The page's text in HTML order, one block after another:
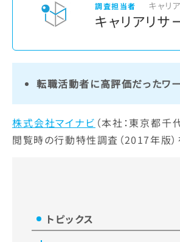
調査担当者 キャリ
キャリアリ
転職活動者に高評価だったワ
株式会社マイナビ （本社：東京都
閲覧時の行動特性調査（2017年版）
トピックス